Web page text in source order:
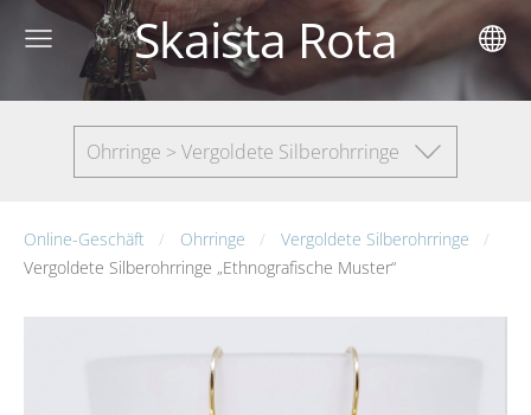
Skaista Rota
Ohrringe > Vergoldete Silberohrringe
Online-Geschäft Ohrringe
Vergoldete Silberohrringe
Vergoldete Silberohrringe „Ethnografische Muster“